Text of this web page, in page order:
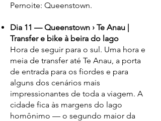
Pernoite: Queenstown.
Dia 11 — Queenstown › Te Anau |
Transfer e bike à beira do lago
Hora de seguir para o sul. Uma hora e
meia de transfer até Te Anau, a porta
de entrada para os fiordes e para
alguns dos cenários mais
impressionantes de toda a viagem. A
cidade fica às margens do lago
homônimo — o segundo maior da